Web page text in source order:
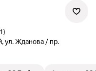
ул. Жданова / пр.